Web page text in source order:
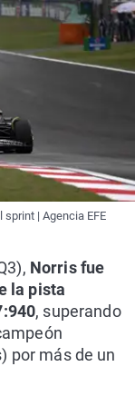
| Agencia EFE
Norris fue
la pista
, superando
por más de un